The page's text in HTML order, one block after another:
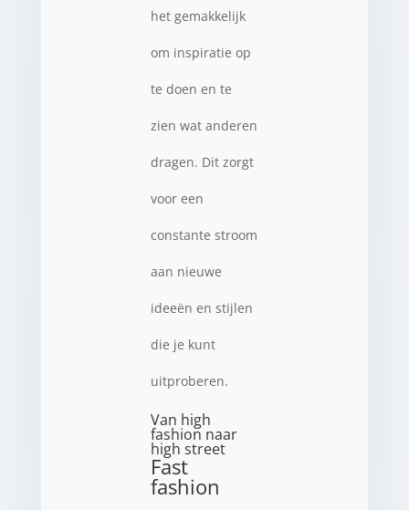
het gemakkelijk
om inspiratie op
te doen en te
zien wat anderen
dragen. Dit zorgt
voor een
constante stroom
aan nieuwe
ideeën en stijlen
die je kunt
uitproberen.
Van high
fashion naar
high street
Fast
fashion